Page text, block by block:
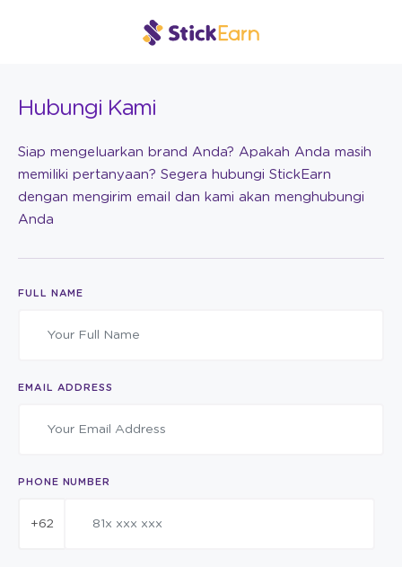
Hubungi Kami
Siap mengeluarkan brand Anda? Apakah Anda masih
memiliki pertanyaan? Segera hubungi StickEarn
dengan mengirim email dan kami akan menghubungi
Anda
FULL NAME
EMAIL ADDRESS
PHONE NUMBER
+62